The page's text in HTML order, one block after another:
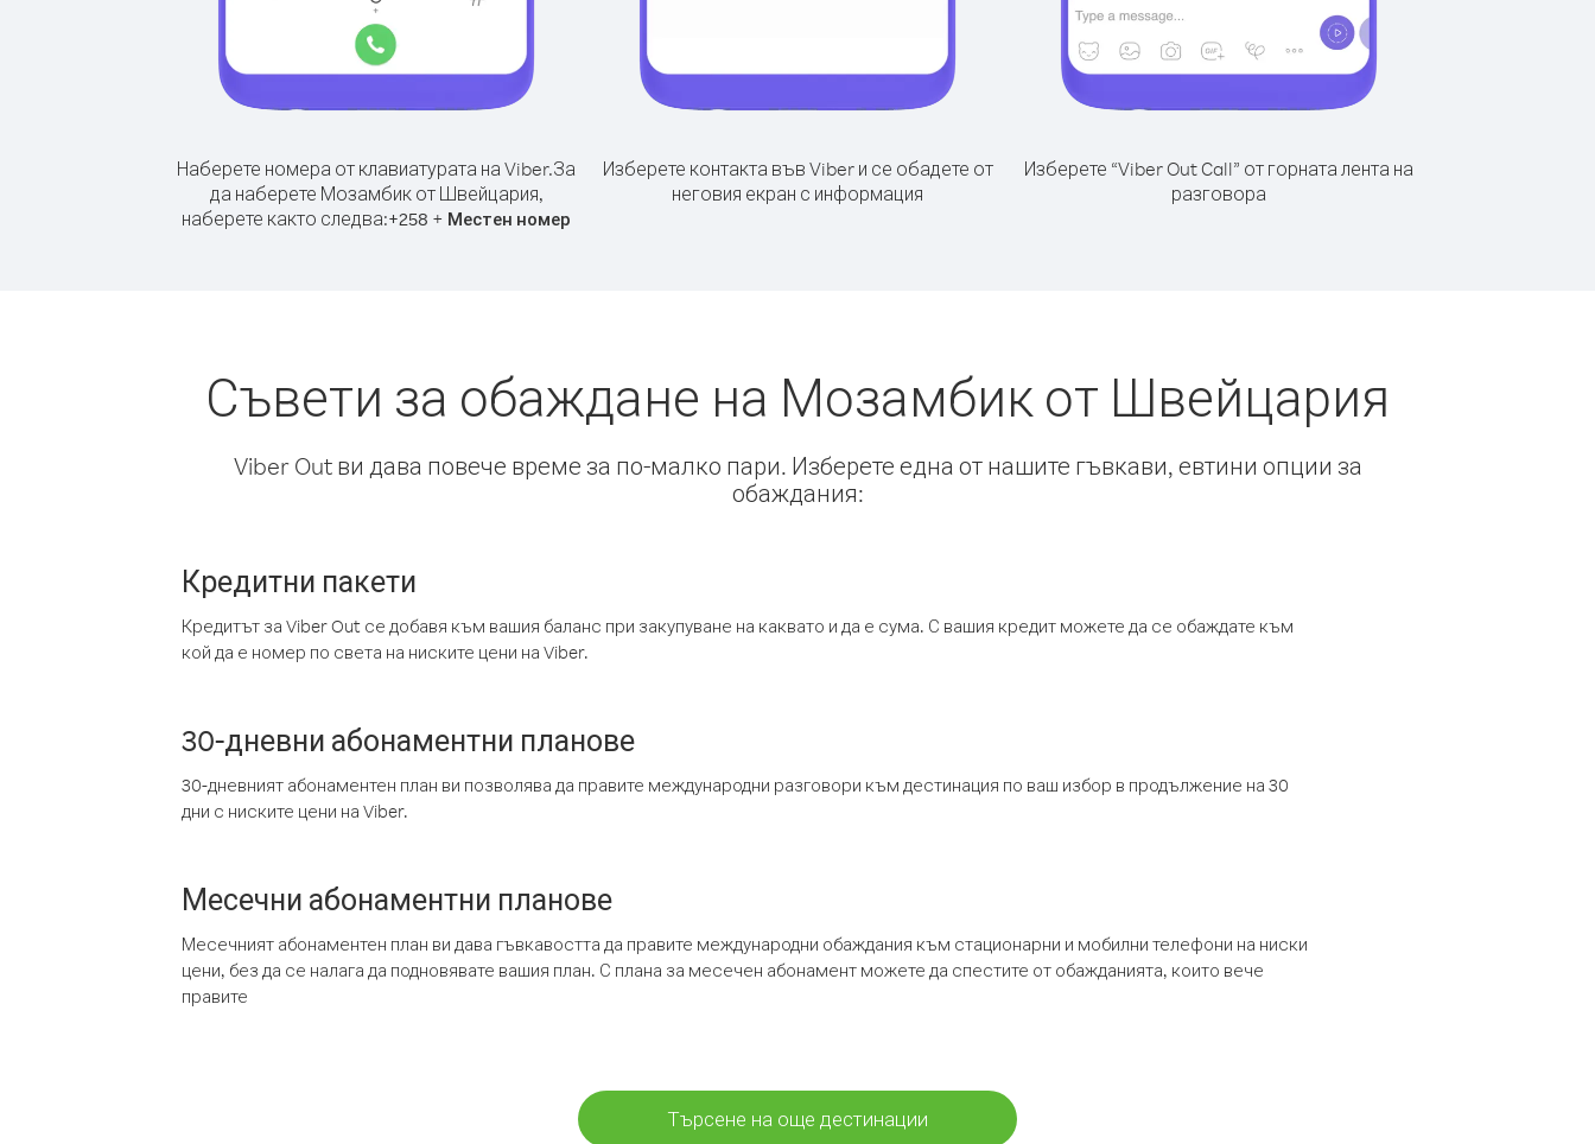
Наберете номера от клавиатурата на Viber.За
да наберете Мозамбик от Швейцария,
наберете както следва:+258 + Местен номер
Изберете контакта във Viber и се обадете от
неговия екран с информация
Изберете “Viber Out Call” от горната лента на
разговора
Съвети за обаждане на Мозамбик от Швейцария
Viber Out ви дава повече време за по-малко пари. Изберете една от нашите гъвкави, евтини опции за
обаждания:
Кредитни пакети
Кредитът за Viber Out се добавя към вашия баланс при закупуване на каквато и да е сума. С вашия кредит можете да се обаждате към
кой да е номер по света на ниските цени на Viber.
30-дневни абонаментни планове
30-дневният абонаментен план ви позволява да правите международни разговори към дестинация по ваш избор в продължение на 30
дни с ниските цени на Viber.
Месечни абонаментни планове
Месечният абонаментен план ви дава гъвкавостта да правите международни обаждания към стационарни и мобилни телефони на ниски
цени, без да се налага да подновявате вашия план. С плана за месечен абонамент можете да спестите от обажданията, които вече
правите
Търсене на още дестинации